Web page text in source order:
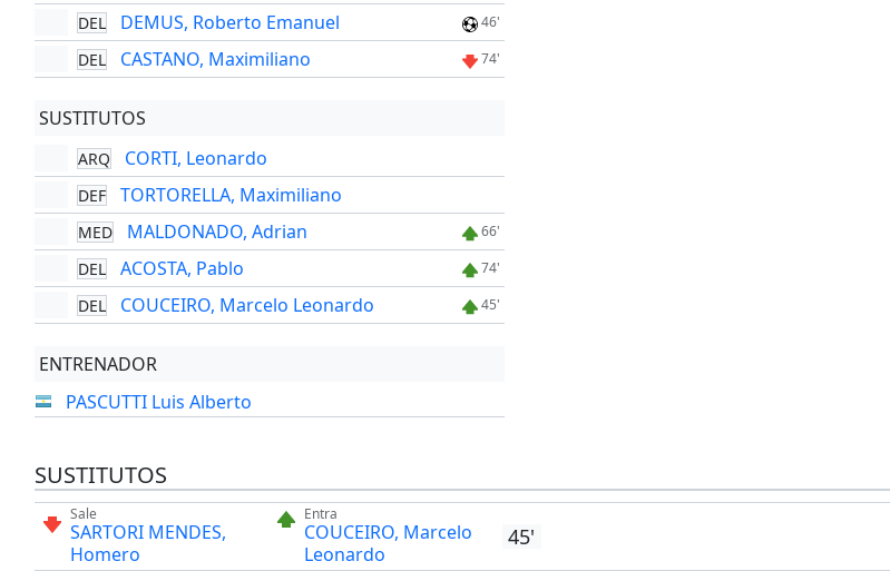
DEL DEMUS, Roberto Emanuel 46'
DEL CASTANO, Maximiliano 74'
SUSTITUTOS
ARQ CORTI, Leonardo
DEF TORTORELLA, Maximiliano
MED MALDONADO, Adrian 66'
DEL ACOSTA, Pablo 74'
DEL COUCEIRO, Marcelo Leonardo 45'
ENTRENADOR
PASCUTTI Luis Alberto
SUSTITUTOS
Sale
SARTORI MENDES,
Homero
Entra
COUCEIRO, Marcelo
Leonardo
45'